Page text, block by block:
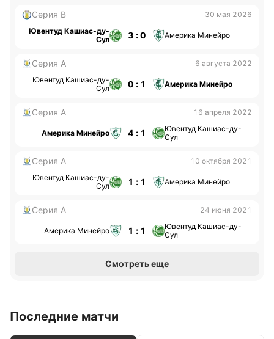
Серия B
30 мая 2026
Ювентуд Кашиас-ду-
Сул
3 : 0 Америка Минейро
Серия А
6 августа 2022
Ювентуд Кашиас-ду-
Сул
0 : 1 Америка Минейро
Серия А 16 апреля 2022
Америка Минейро 4 : 1
Ювентуд Кашиас-ду-
Сул
Серия А
10 октября 2021
Ювентуд Кашиас-ду-
Сул
1 : 1 Америка Минейро
Серия А 24 июня 2021
Америка Минейро 1 : 1
Ювентуд Кашиас-ду-
Сул
Смотреть еще
Последние матчи